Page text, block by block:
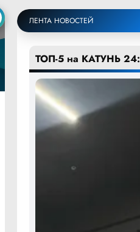
ЛЕНТА НОВОСТЕЙ
ТОП-5 на КАТУНЬ 24: